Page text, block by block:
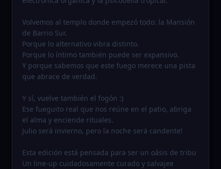
Volvemos al templo donde empezó todo: la Mansión
de Barrio Sur.
Porque lo alternativo vibra distinto.
Porque lo íntimo también puede ser expansivo.
Y porque sabemos que este fuego merece una pista
que abrace de verdad.
Y sí, vuelve también el fogón :)
Ese fueguito real que nos reúne en el patio, abriga
el alma y enciende rituales.
Julio será invierno, pero la noche será candente!
Esta edición está pensada para ser un oásis de tribu
Un line-up cuidadosamente curado y salvajee